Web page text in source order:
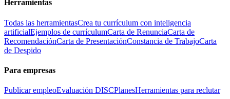
Herramientas
Todas las herramientasCrea tu currículum con inteligencia
artificialEjemplos de currículumCarta de RenunciaCarta de
RecomendaciónCarta de PresentaciónConstancia de TrabajoCarta
de Despido
Para empresas
Publicar empleoEvaluación DISCPlanesHerramientas para reclutar